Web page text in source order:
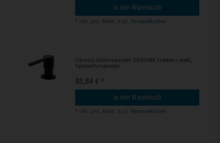
In den Warenkorb
* inkl. ges. MwSt. zzgl.Versandkosten
Caressi Seifenspender CA203BK schwarz matt,
Spülmittelspender
93,84 € *
In den Warenkorb
* inkl. ges. MwSt. zzgl.Versandkosten